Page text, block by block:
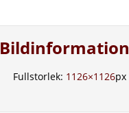
Bildinformation
Fullstorlek: 1126×1126px